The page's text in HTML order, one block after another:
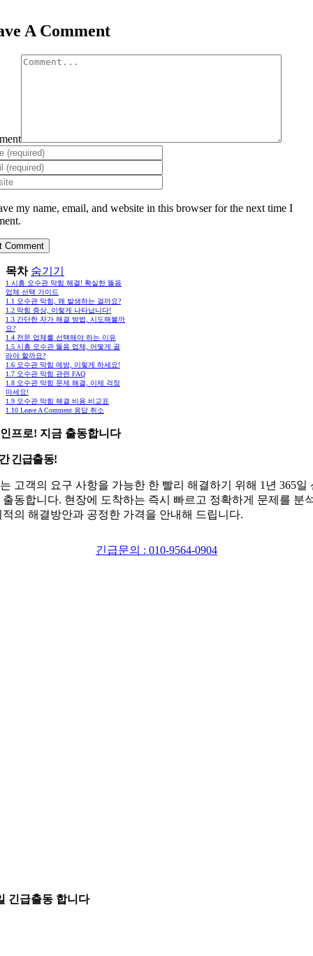
A Comment
my name, email, and website in this browser for the next time I
목차 숨기기
1 시흥 오수관 막힘 해결! 확실한 뚫음
업체 선택 가이드
1.1 오수관 막힘, 왜 발생하는 걸까요?
1.2 막힘 증상, 이렇게 나타납니다!
1.3 간단한 자가 해결 방법, 시도해볼까
요?
1.4 전문 업체를 선택해야 하는 이유
1.5 시흥 오수관 뚫음 업체, 어떻게 골
라야 할까요?
1.6 오수관 막힘 예방, 이렇게 하세요!
1.7 오수관 막힘 관련 FAQ
1.8 오수관 막힘 문제 해결, 이제 걱정
마세요!
1.9 오수관 막힘 해결 비용 비교표
1.10 Leave A Comment 응답 취소
프로! 지금 출동합니다
긴급출동!
고객의 요구 사항을 가능한 한 빨리 해결하기 위해 1년 365일
출동합니다. 현장에 도착하는 즉시 빠르고 정확하게 문제를 분
적의 해결방안과 공정한 가격을 안내해 드립니다.
긴급문의 : 010-9564-0904
긴급출동 합니다